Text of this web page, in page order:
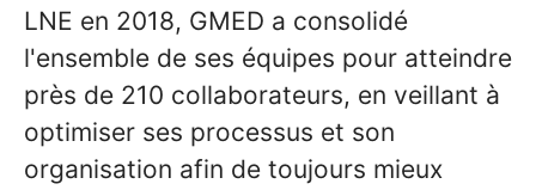
LNE en 2018, GMED a consolidé
l'ensemble de ses équipes pour atteindre
près de 210 collaborateurs, en veillant à
optimiser ses processus et son
organisation afin de toujours mieux